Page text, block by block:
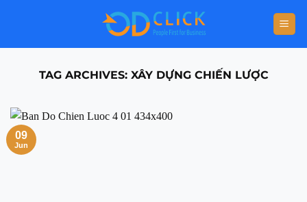
TAG ARCHIVES: XÂY DỰNG CHIẾN LƯỢC
09
Jun